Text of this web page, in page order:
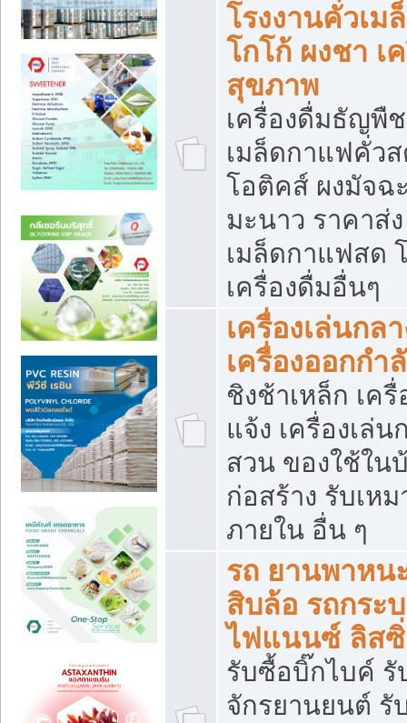
โรงงานคั่วเม
โกโก้ ผงชา เ
สุขภาพ
เครื่องดื่มธัญพื
เมล็ดกาแฟคั่ว
โอติคส์ ผงมัจฉ
มะนาว ราคาส่
เมล็ดกาแฟสด
เครื่องดื่มอื่นๆ
เครื่องเล่นกล
เครื่องออกกำ
ชิงช้าเหล็ก เค
แจ้ง เครื่องเล่น
สวน ของใช้ใน
ก่อสร้าง รับเห
ภายใน อื่น ๆ
รถ ยานพาหน
สิบล้อ รถกระ
ไฟแนนซ์ ลิส
รับซื้อบิ๊กไบค์
จักรยานยนต์ รั